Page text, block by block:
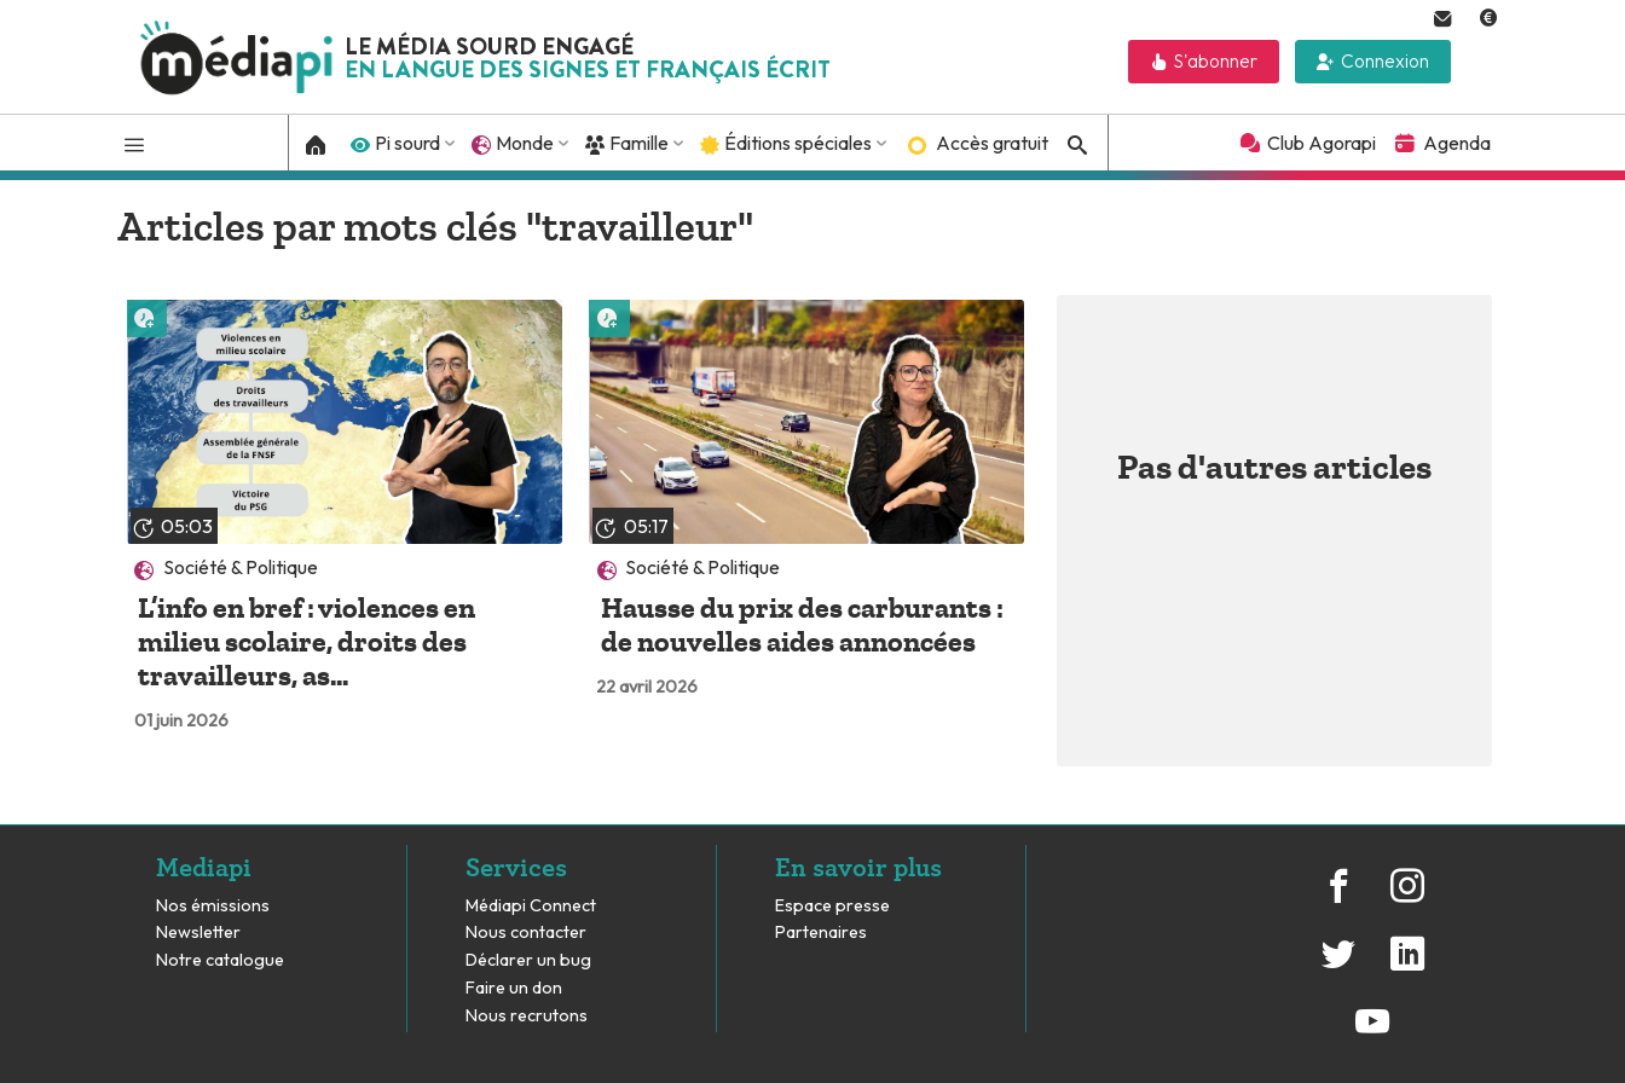
LE MÉDIA SOURD ENGAGÉ
EN LANGUE DES SIGNES ET FRANÇAIS ÉCRIT Connexion
S'abonner
Pi sourd Monde Famille Éditions spéciales Accès gratuit Club Agorapi Agenda
Articles par mots clés "travailleur"
05:03
Société & Politique
L’info en bref : violences en
milieu scolaire, droits des
travailleurs, as...
01 juin 2026
Lire plus tard
05:17
Société & Politique
Hausse du prix des carburants :
de nouvelles aides annoncées
22 avril 2026
Lire plus tard
Pas d'autres articles
Mediapi
Nos émissions
Newsletter
Notre catalogue
Services
Médiapi Connect
Nous contacter
Déclarer un bug
Faire un don
Nous recrutons
En savoir plus
Espace presse
Partenaires